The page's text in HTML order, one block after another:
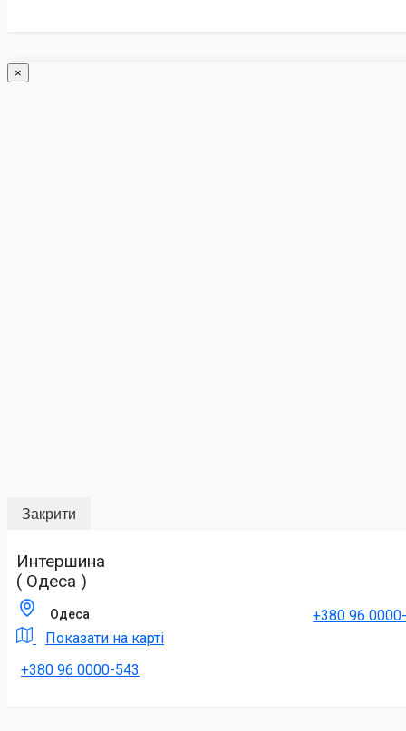
×
Закрити
Интершина
( Одеса )
Одеса
Показати на карті
+380 96 0000-543
+380 96